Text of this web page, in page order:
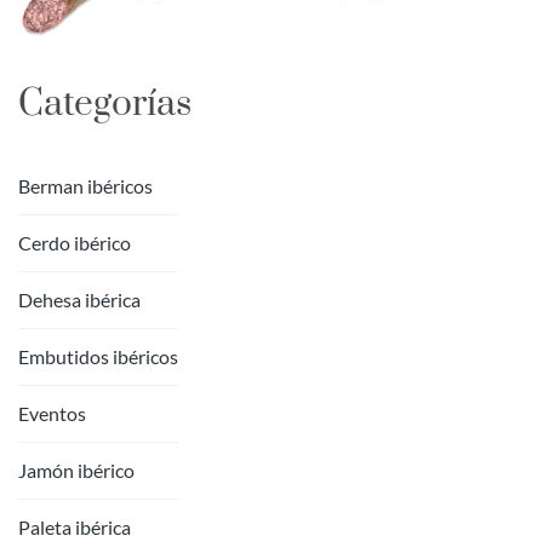
Categorías
Berman ibéricos
Cerdo ibérico
Dehesa ibérica
Embutidos ibéricos
Eventos
Jamón ibérico
Paleta ibérica